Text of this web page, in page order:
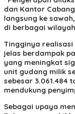
dan Kantor
langsung ke
di berbagai
Tingginya realisasi
jelas berdampak
yang meningkat
unit gudang milik
sebesar 3.061.484
mendukung
Sebagai upaya